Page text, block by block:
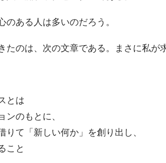
のある人は多いのだろう。
たのは、次の文章である。まさに私が
とは
ンのもとに、
りて「新しい何か」を創り出し、
こと